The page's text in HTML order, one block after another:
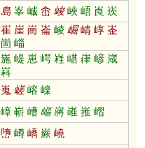
島 峷 峸 峹 峻 峽 峿 崀 崁
崔 崖 崗 崙 崚 崛 崝 崞 崟
崮 崰
崺 崼 崽 崿 嵀 嵁 嵂 嵃 嵅
嵙
嵬 嵯 嵱 嵲
嶂 嶄 嶆 嶇 嶈 嶉 嶊 嶍
嶞 嶟 嶠 嶡 嶢